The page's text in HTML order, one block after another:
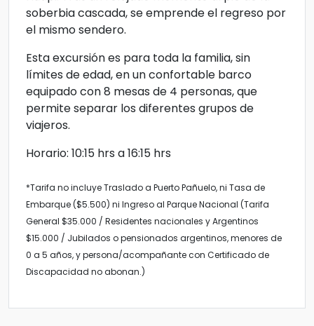
soberbia cascada, se emprende el regreso por
el mismo sendero.
Esta excursión es para toda la familia, sin
límites de edad, en un confortable barco
equipado con 8 mesas de 4 personas, que
permite separar los diferentes grupos de
viajeros.
Horario: 10:15 hrs a 16:15 hrs
*Tarifa no incluye Traslado a Puerto Pañuelo, ni Tasa de
Embarque ($5.500) ni Ingreso al Parque Nacional (Tarifa
General $35.000 / Residentes nacionales y Argentinos
$15.000 / Jubilados o pensionados argentinos, menores de
0 a 5 años, y persona/acompañante con Certificado de
Discapacidad no abonan.)